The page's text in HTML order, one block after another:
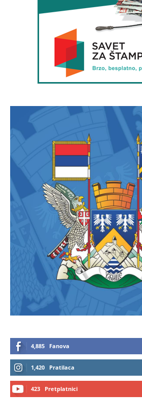
4,885 Fanova
1,420 Pratilaca
423 Pretplatnici